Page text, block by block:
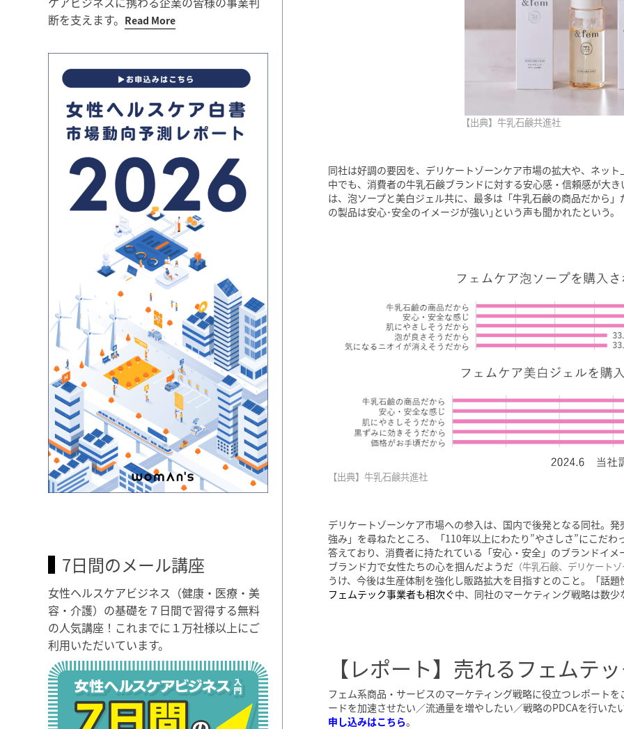
【出典】牛乳石鹸共進社
同社は好調の要因を、デリケートゾーンケア市場の拡大や、ネッ
中でも、消費者の牛乳石鹸ブランドに対する安心感・信頼感が大
は、泡ソープと美白ジェル共に、最多は「牛乳石鹸の商品だから
の製品は安心･安全のイメージが強い｣という声も聞かれたという。
【出典】牛乳石鹸共進社
デリケートゾーンケア市場への参入は、国内で後発となる同社。
強み」を尋ねたところ、「110年以上にわたり”やさしさ”にこだ
答えており、消費者に持たれている「安心・安全」のブランドイ
ブランド力で女性たちの心を掴んだようだ （牛乳石鹸、デリケート
うけ、今後は生産体制を強化し販路拡大を目指すとのこと。「話
フェムテック事業者も相次ぐ中、同社のマーケティング戦略は数
【レポート】売れるフェムテ
フェム系商品・サービスのマーケティング戦略に役立つレポート
ードを加速させたい／流通量を増やしたい／戦略のPDCAを行い
申し込みはこちら。
断を支えます。 Read More
7日間のメール講座
女性ヘルスケアビジネス（健康・医療・美
容・介護）の基礎を７日間で習得する無料
の人気講座！これまでに１万社様以上にご
利用いただいています。